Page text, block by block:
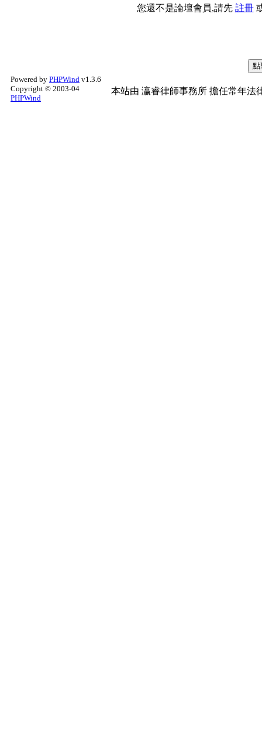
您還不是論壇會員,請先 註冊
Powered by PHPWind v1.3.6
Copyright © 2003-04
PHPWind
本站由 瀛睿律師事務所 擔任常年法